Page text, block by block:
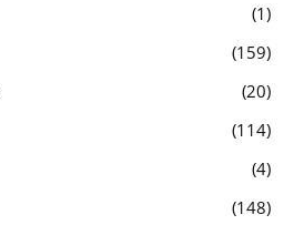
1
159
20
114
4
148